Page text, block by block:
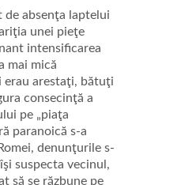
de absenţa laptelui
unei pieţe
intensificarea
mai mică
erau arestaţi, bătuţi
consecinţă a
pe „piaţa
paranoică s-a
denunţurile s-
suspecta vecinul,
să se răzbune pe